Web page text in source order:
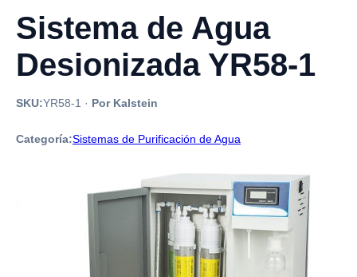
Sistema de Agua
Desionizada YR58-1
SKU:YR58-1 · Por Kalstein
Categoría:Sistemas de Purificación de Agua